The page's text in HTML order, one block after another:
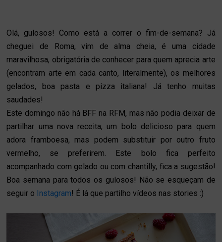
Olá, gulosos! Como está a correr o fim-de-semana? Já
cheguei de Roma, vim de alma cheia, é uma cidade
maravilhosa, obrigatória de conhecer para quem aprecia arte
(encontram arte em cada canto, literalmente), os melhores
gelados, boa pasta e pizza italiana! Já tenho muitas
saudades!
Este domingo não há BFF na RFM, mas não podia deixar de
partilhar uma nova receita, um bolo delicioso para quem
adora framboesa, mas podem substituir por outro fruto
vermelho, se preferirem. Este bolo fica perfeito
acompanhado com gelado ou com chantilly, fica a sugestão!
Boa semana para todos os gulosos! Não se esqueçam de
seguir o Instagram! É lá que partilho vídeos nas stories :)